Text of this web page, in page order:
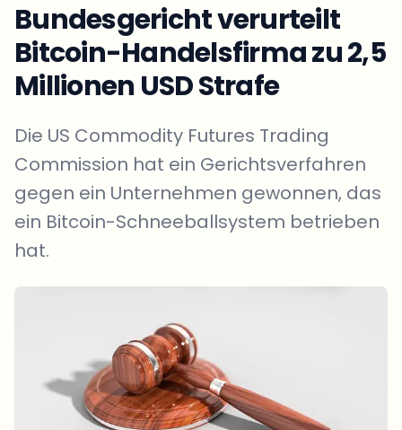
Bundesgericht verurteilt
Bitcoin-Handelsfirma zu 2,5
Millionen USD Strafe
Die US Commodity Futures Trading
Commission hat ein Gerichtsverfahren
gegen ein Unternehmen gewonnen, das
ein Bitcoin-Schneeballsystem betrieben
hat.